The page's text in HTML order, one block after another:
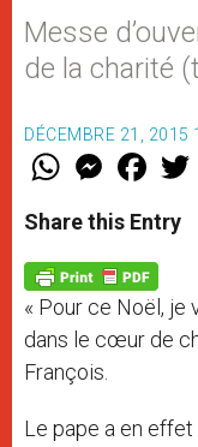
Messe
de la charité
DÉCEMBRE 21, 2015
W
t
s
p
p
M
e
s
e
g
e
r
F
a
e
b
o
k
Share this Entry
« Pour ce Noël, je
dans le cœur de
François.
Le pape a en